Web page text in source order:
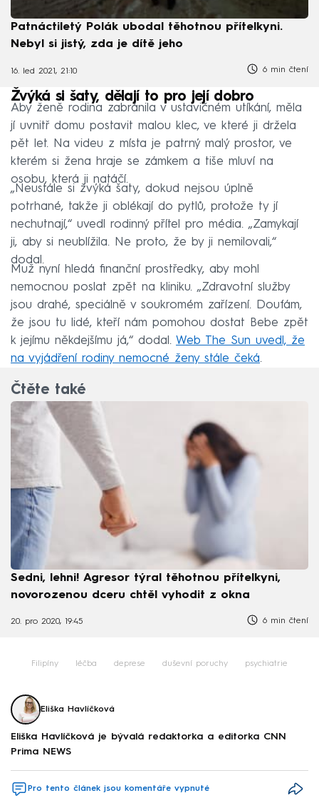
Patnáctiletý Polák ubodal těhotnou přítelkyni.
Nebyl si jistý, zda je dítě jeho
16. led 2021, 21:10 6 min čtení
Žvýká si šaty, dělají to pro její dobro
Aby ženě rodina zabránila v ustavičném utíkání, měla
jí uvnitř domu postavit malou klec, ve které ji držela
pět let. Na videu z místa je patrný malý prostor, ve
kterém si žena hraje se zámkem a tiše mluví na
osobu, která ji natáčí.
„Neustále si žvýká šaty, dokud nejsou úplně
potrhané, takže ji oblékají do pytlů, protože ty jí
nechutnají,“ uvedl rodinný přítel pro média. „Zamykají
ji, aby si neublížila. Ne proto, že by ji nemilovali,“
dodal.
Muž nyní hledá finanční prostředky, aby mohl
nemocnou poslat zpět na kliniku. „Zdravotní služby
jsou drahé, speciálně v soukromém zařízení. Doufám,
že jsou tu lidé, kteří nám pomohou dostat Bebe zpět
k jejímu někdejšímu já,“ dodal. Web The Sun uvedl, že
na vyjádření rodiny nemocné ženy stále čeká.
Čtěte také
Sedni, lehni! Agresor týral těhotnou přítelkyni,
novorozenou dceru chtěl vyhodit z okna
20. pro 2020, 19:45 6 min čtení
Filipíny léčba deprese duševní poruchy psychiatrie
Eliška Havlíčková
Eliška Havlíčková je bývalá redaktorka a editorka CNN
Prima NEWS
Pro tento článek jsou komentáře vypnuté